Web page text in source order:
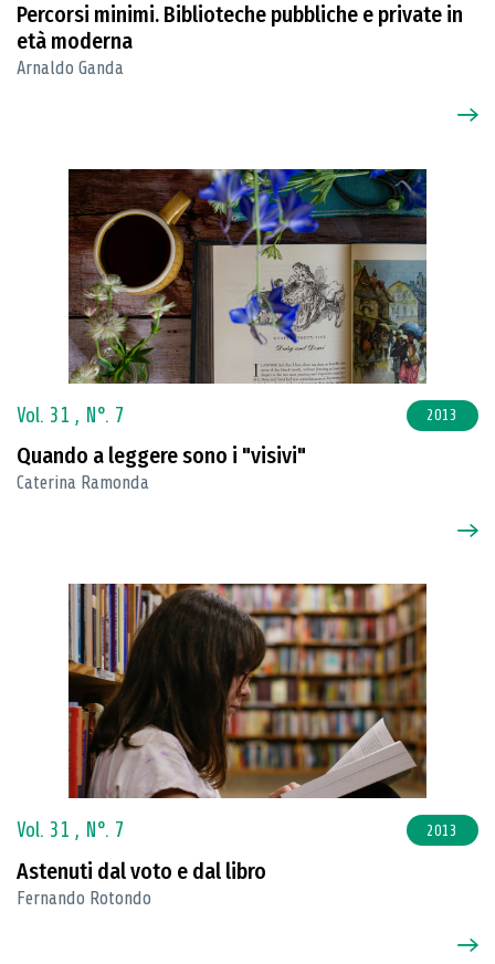
Percorsi minimi. Biblioteche pubbliche e private in
età moderna
Arnaldo Ganda
Vol. 31 , N°. 7 2013
Quando a leggere sono i "visivi"
Caterina Ramonda
Vol. 31 , N°. 7 2013
Astenuti dal voto e dal libro
Fernando Rotondo